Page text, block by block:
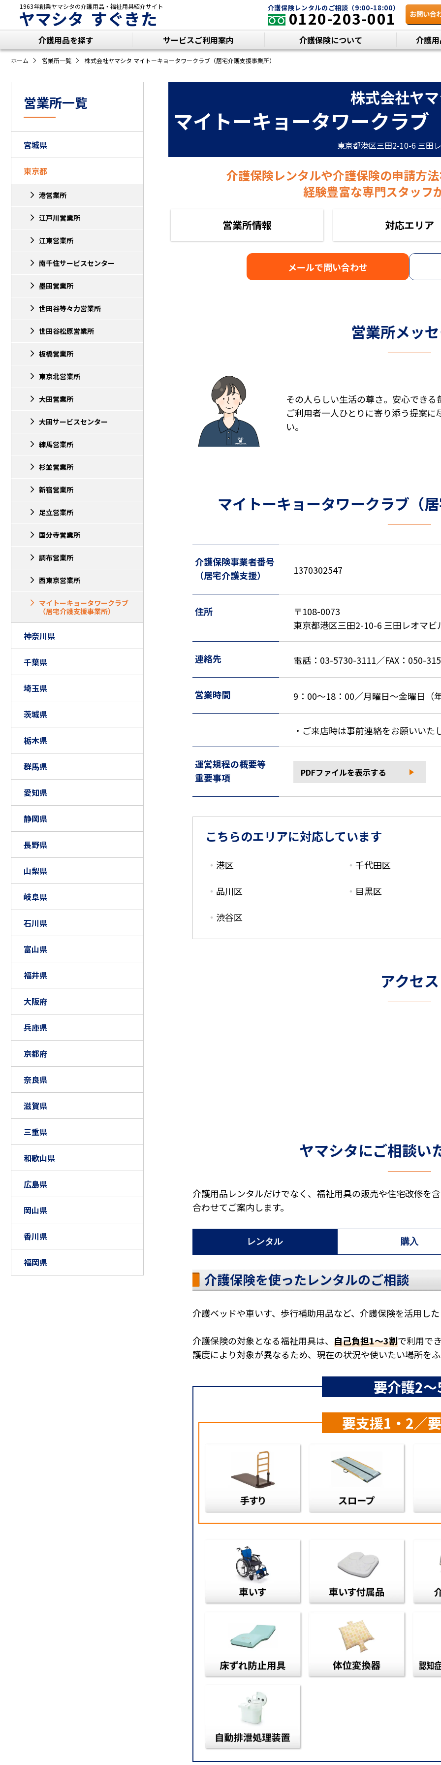
1963年創業ヤマシタの介護用品・福祉用具紹介サイト
ヤマシタ すぐきた 介護保険レンタルのご相談（9:00-18:00）
0120-203-001
介護用品を探す サービスご利用案内 介護保険について 介護
ホーム 営業所一覧 株式会社ヤマシタ マイトーキョータワークラブ（居宅介護支援事業所）
営業所一覧
宮城県
東京都
港営業所
江戸川営業所
江東営業所
南千住サービスセンター
墨田営業所
世田谷等々力営業所
世田谷松原営業所
板橋営業所
東京北営業所
大田営業所
大田サービスセンター
練馬営業所
杉並営業所
新宿営業所
足立営業所
国分寺営業所
調布営業所
西東京営業所
マイトーキョータワークラブ
（居宅介護支援事業所）
神奈川県
千葉県
埼玉県
茨城県
栃木県
群馬県
愛知県
静岡県
長野県
山梨県
岐阜県
石川県
富山県
福井県
大阪府
兵庫県
京都府
奈良県
滋賀県
三重県
和歌山県
広島県
岡山県
香川県
福岡県
株式会社ヤ
マイトーキョータワークラブ
東京都港区三田2-10-6 三田
介護保険レンタルや介護保険の申請方
経験豊富な専門スタッフ
営業所情報 対応エリア
メールで問い合わせ
営業所メッ
その人らしい生活の尊さ。安心でき
ご利用者一人ひとりに寄り添う提案
い。
マイトーキョータワークラブ（
介護保険事業者番号
（居宅介護支援）
1370302547
住所
〒108-0073
東京都港区三田2-10-6 三田レオマビ
連絡先 電話：03-5730-3111／FAX：050-
営業時間 9：00～18：00／月曜日～金曜日（
・ご来店時は事前連絡をお願いいた
運営規程の概要等
重要事項
PDFファイルを表示する
こちらのエリアに対応しています
港区 千代田区
品川区 目黒区
渋谷区
アクセス
ヤマシタにご相談い
介護用品レンタルだけでなく、福祉用具の販売や住宅改修を
合わせてご案内します。
レンタル 購入
介護保険を使ったレンタルのご相談
介護ベッドや車いす、歩行補助用品など、介護保険を活用し
介護保険の対象となる福祉用具は、 自己負担1～3割で利用で
護度により対象が異なるため、現在の状況や使いたい場所を
要介護2
要支援1・2／